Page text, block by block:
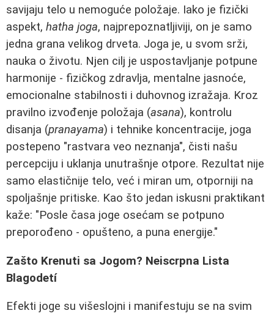
savijaju telo u nemoguće položaje. Iako je fizički
aspekt, hatha joga, najprepoznatljiviji, on je samo
jedna grana velikog drveta. Joga je, u svom srži,
nauka o životu. Njen cilj je uspostavljanje potpune
harmonije - fizičkog zdravlja, mentalne jasnoće,
emocionalne stabilnosti i duhovnog izražaja. Kroz
pravilno izvođenje položaja (asana), kontrolu
disanja (pranayama) i tehnike koncentracije, joga
postepeno "rastvara veo neznanja", čisti našu
percepciju i uklanja unutrašnje otpore. Rezultat nije
samo elastičnije telo, već i miran um, otporniji na
spoljašnje pritiske. Kao što jedan iskusni praktikant
kaže: "Posle časa joge osećam se potpuno
preporođeno - opušteno, a puna energije."
Zašto Krenuti sa Jogom? Neiscrpna Lista
Blagodetí
Efekti joge su višeslojni i manifestuju se na svim